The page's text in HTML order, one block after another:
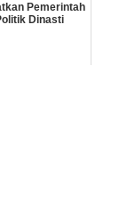
Pemerintah
Dinasti